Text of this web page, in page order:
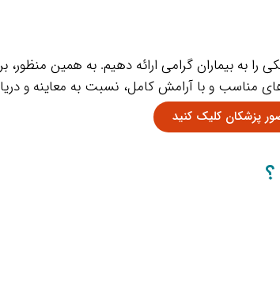
به بیماران گرامی ارائه دهیم. به همین منظور،
مناسب و با آرامش کامل، نسبت به معاینه و
پزشکان کلیک کنید
؟